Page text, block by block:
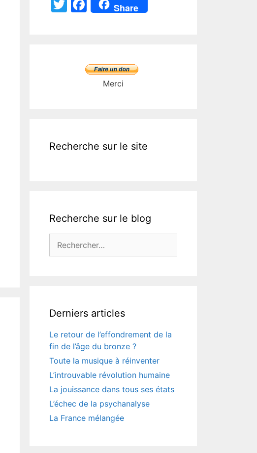
T
F
b
Share
Merci
Recherche sur le site
Recherche sur le blog
Derniers articles
Le retour de l’effondrement de la
fin de l’âge du bronze ?
Toute la musique à réinventer
L’introuvable révolution humaine
La jouissance dans tous ses états
L’échec de la psychanalyse
La France mélangée